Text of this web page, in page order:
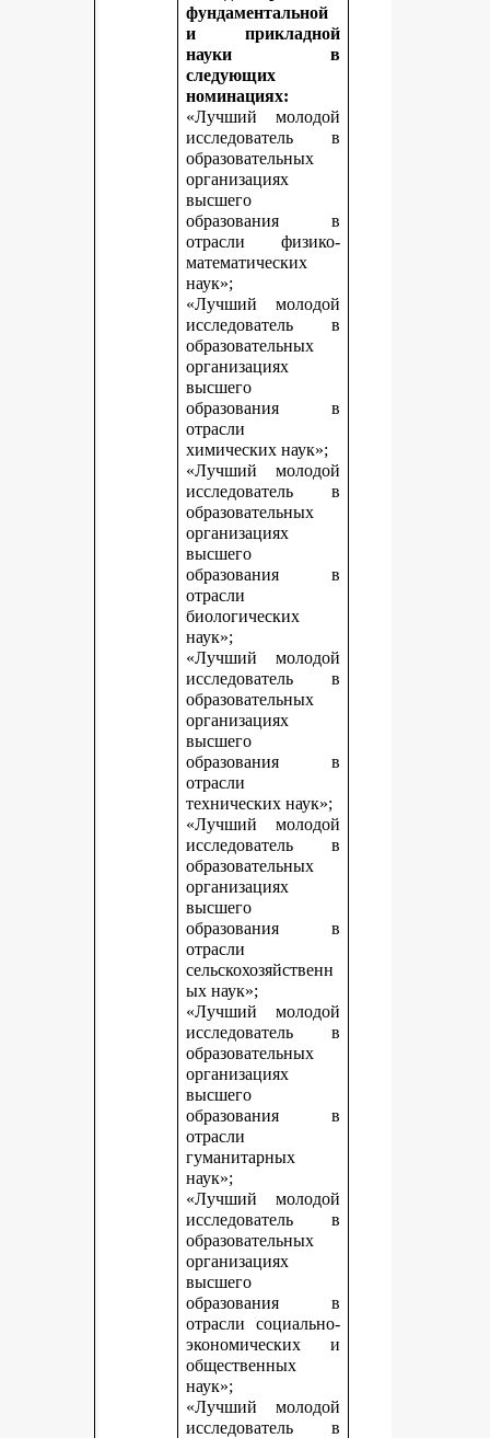
фундаментальной
и прикладной
науки в
следующих
номинациях:
«Лучший молодой
исследователь в
образовательных
организациях
высшего
образования в
отрасли физико-
математических
наук»;
«Лучший молодой
исследователь в
образовательных
организациях
высшего
образования в
отрасли
химических наук»;
«Лучший молодой
исследователь в
образовательных
организациях
высшего
образования в
отрасли
биологических
наук»;
«Лучший молодой
исследователь в
образовательных
организациях
высшего
образования в
отрасли
технических наук»;
«Лучший молодой
исследователь в
образовательных
организациях
высшего
образования в
отрасли
сельскохозяйственн
ых наук»;
«Лучший молодой
исследователь в
образовательных
организациях
высшего
образования в
отрасли
гуманитарных
наук»;
«Лучший молодой
исследователь в
образовательных
организациях
высшего
образования в
отрасли социально-
экономических и
общественных
наук»;
«Лучший молодой
исследователь в